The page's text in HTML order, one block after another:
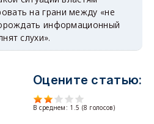
на грани между «не
информационный
слухи».
Оцените статью:
В среднем: 1.5 (8 голосов)